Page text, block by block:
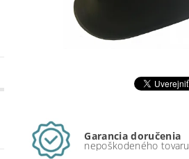
Garancia doručenia
nepoškodeného tovaru